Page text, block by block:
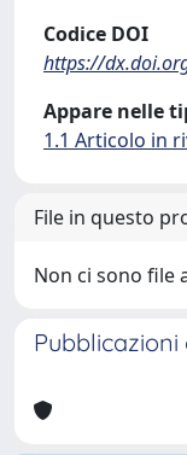
Codice DOI
https://
Appare nelle
1.1 Articolo in
File in questo
Non ci sono file